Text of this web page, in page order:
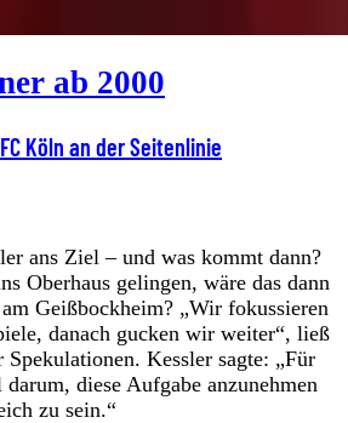
ab 2000
Köln an der Seitenlinie
ans Ziel – und was kommt dann?
Oberhaus gelingen, wäre das dann
Geißbockheim? „Wir fokussieren
danach gucken wir weiter“, ließ
Kessler sagte: „Für
diese Aufgabe anzunehmen
zu sein.“